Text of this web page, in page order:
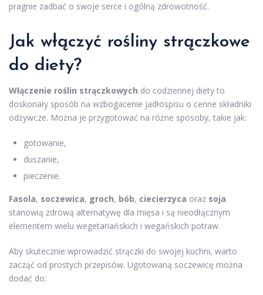
pragnie zadbać o swoje serce i ogólną zdrowotność.
Jak włączyć rośliny strączkowe
do diety?
Włączenie roślin strączkowych do codziennej diety to
doskonały sposób na wzbogacenie jadłospisu o cenne składniki
odżywcze. Można je przygotować na różne sposoby, takie jak:
gotowanie,
duszanie,
pieczenie.
Fasola, soczewica, groch, bób, ciecierzyca oraz soja
stanowią zdrową alternatywę dla mięsa i są nieodłącznym
elementem wielu wegetariańskich i wegańskich potraw.
Aby skutecznie wprowadzić strączki do swojej kuchni, warto
zacząć od prostych przepisów. Ugotowaną soczewicę można
dodać do: